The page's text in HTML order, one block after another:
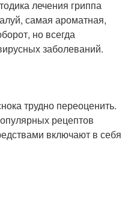
лечения гриппа
самая ароматная,
но всегда
заболеваний.
трудно переоценить.
рецептов
включают в себя